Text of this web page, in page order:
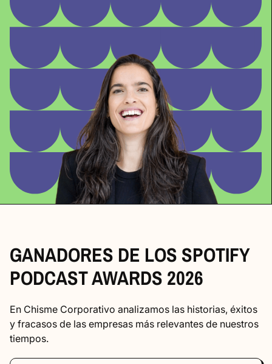
GANADORES DE LOS SPOTIFY
PODCAST AWARDS 2026
En Chisme Corporativo analizamos las historias, éxitos
y fracasos de las empresas más relevantes de nuestros
tiempos.